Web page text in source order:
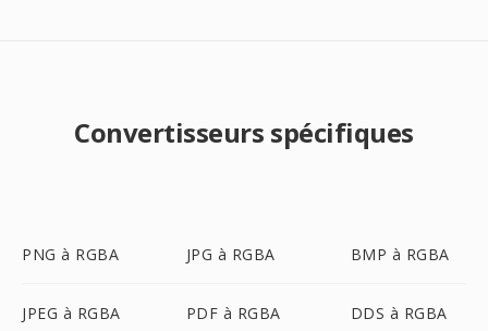
Convertisseurs spécifiques
PNG à RGBA JPG à RGBA BMP à RGBA
JPEG à RGBA PDF à RGBA DDS à RGBA